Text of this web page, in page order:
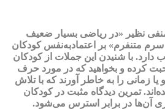
نظیر «در ریاضی بسیار ضعیف
متنفرم» بر اعتمادبه‌نفس کودکان
دارد. با شنیدن این جملات از کودکان
کرده و بخواهید که در مورد حرف
یا زمانی را به خاطر آورند که با تلاش
تمرین دیدگاه مثبت در کودکان
آن‌ها در برابر استرس می‌شود.